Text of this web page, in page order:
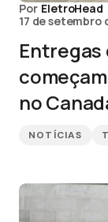
Por EletroHead
17 de setembro
Entregas
no
NOTÍCIAS